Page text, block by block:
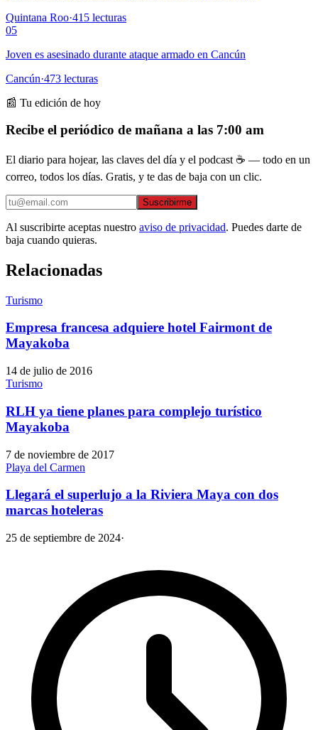
Quintana Roo·415 lecturas
05
Joven es asesinado durante ataque armado en Cancún
Cancún·473 lecturas
📰 Tu edición de hoy
Recibe el periódico de mañana a las 7:00 am
El diario para hojear, las claves del día y el podcast ☕ — todo en un
correo, todos los días. Gratis, y te das de baja con un clic.
Suscribirme
Al suscribirte aceptas nuestro aviso de privacidad. Puedes darte de
baja cuando quieras.
Relacionadas
Turismo
Empresa francesa adquiere hotel Fairmont de
Mayakoba
14 de julio de 2016
Turismo
RLH ya tiene planes para complejo turístico
Mayakoba
7 de noviembre de 2017
Playa del Carmen
Llegará el superlujo a la Riviera Maya con dos
marcas hoteleras
25 de septiembre de 2024·